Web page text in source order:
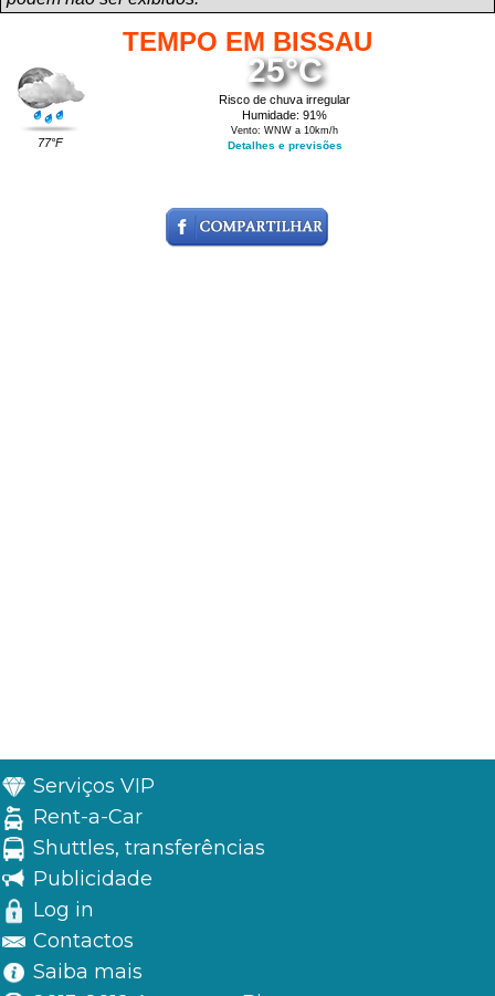
TEMPO EM BISSAU
77°F
25°C
Risco de chuva irregular
Humidade: 91%
Vento: WNW a 10km/h
Detalhes e previsões
Serviços VIP
Rent-a-Car
Shuttles, transferências
Publicidade
Log in
Contactos
Saiba mais